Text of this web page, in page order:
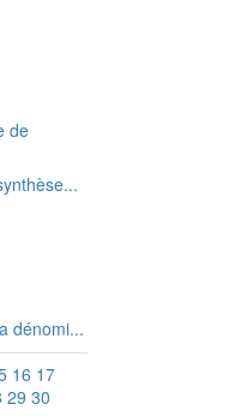
de
dénomi...
16 17
29 30